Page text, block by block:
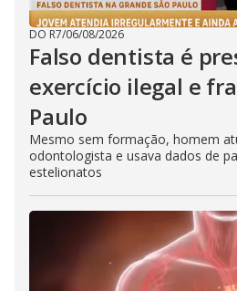
DO R7/06/08/2026
Falso dentista é
exercício ilegal e
Paulo
Mesmo sem formação, homem
odontologista e usava dados de
estelionatos